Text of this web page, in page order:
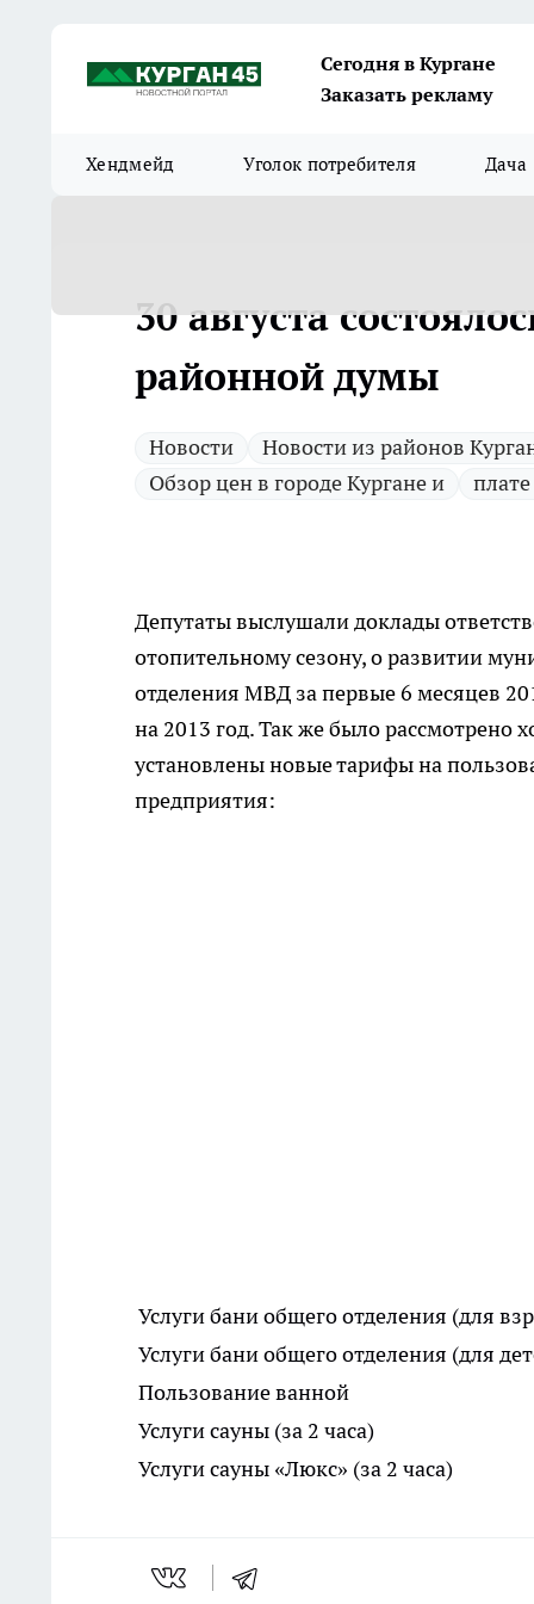
Сегодня в Кургане
Заказать рекламу
Хендмейд Уголок потребителя Дача
30 августа
районной думы
Новости
Новости из районов
Обзор цен в городе Кургане и
Депутаты выслушали доклады
отопительному сезону, о развитии
отделения МВД за первые 6 месяцев
на 2013 год. Так же было рассмотрено
установлены новые тарифы на
предприятия:
Услуги бани общего отделения (для
Услуги бани общего отделения (для
Пользование ванной
Услуги сауны (за 2 часа)
Услуги сауны «Люкс» (за 2 часа)